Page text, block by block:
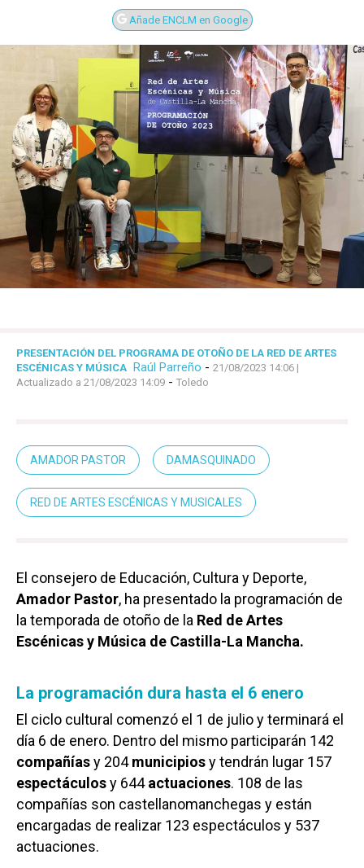
Añade ENCLM en Google
PRESENTACIÓN DEL PROGRAMA DE OTOÑO DE LA RED DE ARTES
ESCÉNICAS Y MÚSICA Raúl Parreño - 21/08/2023 14:06 |
Actualizado a 21/08/2023 14:09 - Toledo
AMADOR PASTOR DAMASQUINADO
RED DE ARTES ESCÉNICAS Y MUSICALES
El consejero de Educación, Cultura y Deporte,
Amador Pastor, ha presentado la programación de
la temporada de otoño de la Red de Artes
Escénicas y Música de Castilla-La Mancha.
La programación dura hasta el 6 enero
El ciclo cultural comenzó el 1 de julio y terminará el
día 6 de enero. Dentro del mismo participarán 142
compañíasy 204municipiosy tendrán lugar 157
espectáculosy 644actuaciones. 108 de las
compañías son castellanomanchegas y están
encargadas de realizar 123 espectáculos y 537
actuaciones.